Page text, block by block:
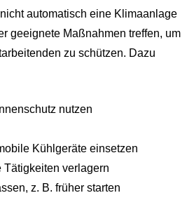
automatisch eine Klimaanlage
geeignete Maßnahmen treffen, um
zu schützen. Dazu
nutzen
Kühlgeräte einsetzen
verlagern
z. B. früher starten